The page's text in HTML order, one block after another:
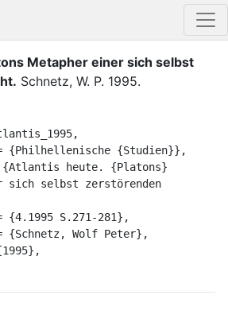
Metapher einer sich selbst
. Schnetz, W. P. 1995.
sich selbst zerstörenden